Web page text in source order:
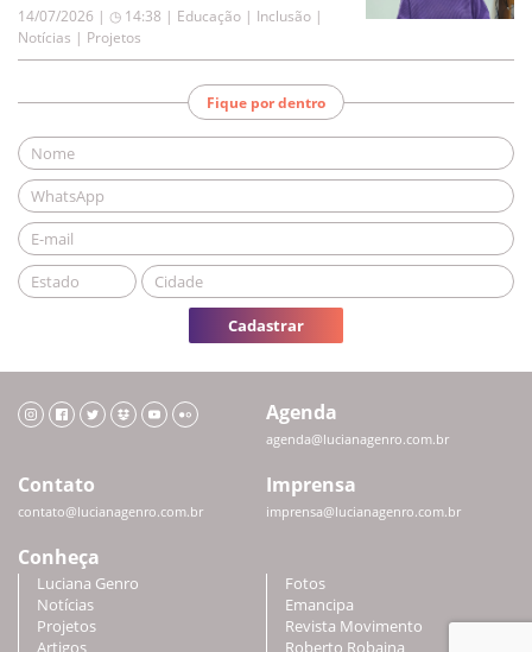
14/07/2026 | ◷ 14:38 | Educação | Inclusão |
Notícias | Projetos
Fique por dentro
Cadastrar
Agenda
agenda@lucianagenro.com.br
Contato
contato@lucianagenro.com.br
Imprensa
imprensa@lucianagenro.com.br
Conheça
Luciana Genro
Notícias
Projetos
Artigos
Fotos
Emancipa
Revista Movimento
Roberto Robaina